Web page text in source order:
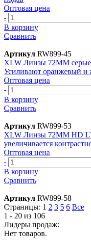
Оптовая цена
-
В корзину
Сравнить
Артикул RW899-45
XLW Линзы 72MM
Усиливают оранжевый и
Оптовая цена
-
В корзину
Сравнить
Артикул RW899-53
XLW Линзы 72MM HD
увеличивается
Оптовая цена
-
В корзину
Сравнить
Артикул RW899-58
Страницы: 1 2 3 5 6 Все
1 - 20 из 106
Лидеры продаж:
Нет товаров.